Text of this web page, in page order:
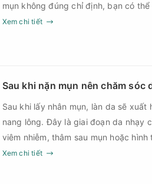
mụn không đúng chỉ định, bạn có
nguy cơ nhiễm trùng, để lại thâm
Xem chi tiết
Sau khi nặn mụn nên chăm sóc
Sau khi lấy nhân mụn, làn da sẽ
nang lông. Đây là giai đoạn da nhạy
viêm nhiễm, thâm sau mụn hoặc
Chính vì vậy, việc chăm sóc da sau
Xem chi tiết